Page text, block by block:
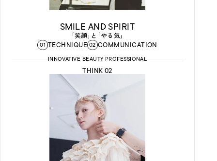
SMILE AND SPIRIT
｢笑顔｣と｢やる気｣
01 TECHNIQUE 02 COMMUNICATION
INNOVATIVE BEAUTY PROFESSIONAL
THINK 02